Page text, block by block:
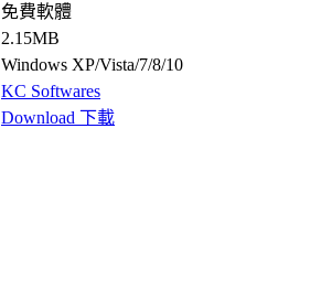
免費軟體
2.15MB
Windows XP/Vista/7/8/10
KC Softwares
Download 下載